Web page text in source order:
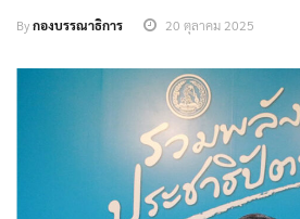
Byกองบรรณาธิการ 20 ตุลาคม 2025